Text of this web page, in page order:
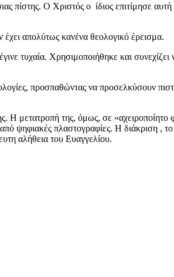
Ο Χριστός ο ίδιος επιτίμησε αυτή
απολύτως κανένα θεολογικό έρεισμα.
τυχαία. Χρησιμοποιήθηκε και
προσπαθώντας να προσελκύσουν
Η μετατροπή της, όμως, σε
ψηφιακές πλαστογραφίες. Η διάκριση ,
αλήθεια του Ευαγγελίου.